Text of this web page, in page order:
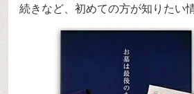
続きなど、初めての方が知りたい